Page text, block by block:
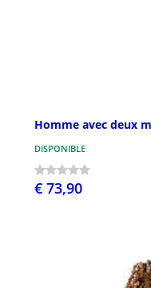
Homme avec deux
DISPONIBLE
€ 73,90